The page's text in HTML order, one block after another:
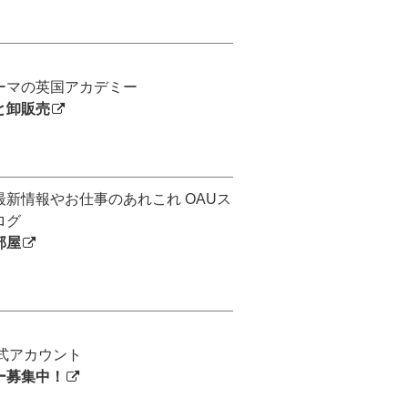
マの英国アカデミー
卸販売
新情報やお仕事のあれこれ OAUス
グ
屋
アカウント
集中！